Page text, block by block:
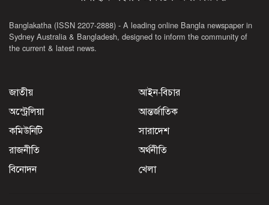
Banglakatha (ISSN 2207-2888) - A leading online Bangla newspaper in
Sydney Australia & Bangladesh, designed to inform the community of
the current & latest news.
জাতীয়
আইন-বিচার
অস্ট্রেলিয়া
আন্তর্জাতিক
কমিউনিটি
সারাদেশ
রাজনীতি
অর্থনীতি
বিনোদন
খেলা